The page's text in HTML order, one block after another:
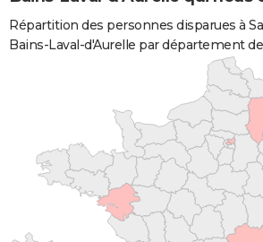
Répartition des personnes disparues à
Bains-Laval-d'Aurelle par département